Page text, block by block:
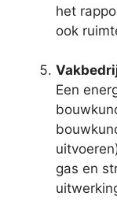
het
ook
Een
gas en